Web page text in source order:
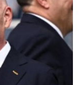
الاخبار الشائعة